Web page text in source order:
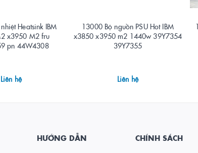
Heatsink IBM
x3950 M2 fru
pn 44W4308
Liên hệ
13000 Bộ nguồn PSU Hot IBM
x3850 x3950 m2 1440w 39Y7354
39Y7355
Liên hệ
HƯỚNG DẪN CHÍNH SÁCH